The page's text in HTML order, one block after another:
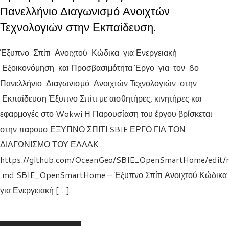
Πανελλήνιο Διαγωνισμό Ανοιχτών
Τεχνολογιών στην Εκπαίδευση.
Έξυπνο Σπίτι Ανοιχτού Κώδικα για Ενεργειακή
Εξοικονόμηση και Προσβασιμότητα Έργο για τον 8ο
Πανελλήνιο Διαγωνισμό Ανοιχτών Τεχνολογιών στην
Εκπαίδευση Έξυπνο Σπίτι με αισθητήρες, κινητήρες και
εφαρμογές στο Wokwi Η Παρουσίαση του έργου βρίσκεται
στην παρουσ ΕΞΥΠΝΟ ΣΠΙΤΙ SBIE ΕΡΓΟ ΓΙΑ ΤΟΝ
ΔΙΑΓΩΝΙΣΜΟ ΤΟΥ ΕΛΛΑΚ
https://github.com/OceanGeo/SBIE_OpenSmartHome/edit/
.md SBIE_OpenSmartHome – Έξυπνο Σπίτι Ανοιχτού Κώδικα
για Ενεργειακή […]